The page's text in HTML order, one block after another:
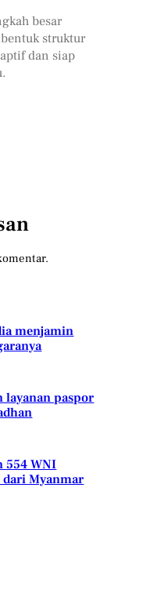
besar
struktur
dan siap
menjamin
paspor
554 WNI
Myanmar